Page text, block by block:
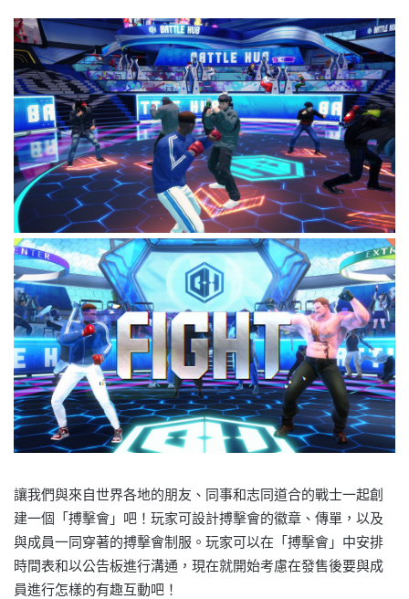
讓我們與來自世界各地的朋友、同事和志同道合的戰士一起創
建一個「搏擊會」吧！玩家可設計搏擊會的徽章、傳單，以及
與成員一同穿著的搏擊會制服。玩家可以在「搏擊會」中安排
時間表和以公告板進行溝通，現在就開始考慮在發售後要與成
員進行怎樣的有趣互動吧！